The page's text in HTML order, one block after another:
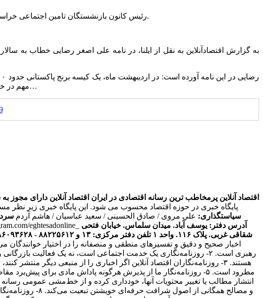
رئیس کانون بازنشستگان تامین اجتماعی خراسان رضوی در نامه‌ای خطاب به مدیرعامل تامین اجتماعی، خواستار پرداخت هرچه سریع‌تر معوقات فروردین بازنشستگان شد.
مهم در خصوص سایر ارزاق عمومی هم صدق می‌کند بنابراین ارزش ریالی مبلغ مابه التفاوت ۵۰ درصد کاهش یافته که حق الناس است…
اقتصاد آنلاین پرمخاطب ترین رسانه اقتصادی در ایران اقتصاد آنلاین دارای مجوز به شماره ۷۴۳۳۴ از وزارت فرهنگ و
پایگاه خبری در حوزه اقتصاد محسوب می شود. این پایگاه خبری زیر نظر
سیاستگذاری: علی مروی / صادق الحسینی / سعید عباسیان / هاشم آردم
eghtesadonline_ آدرس دفتر: یوسف آباد. میدان سلماس. خیابان فتحی
شقاقی غربی. پلاک ۱۱۶. واحد ۱
تلفن دفتر مرکزی: ۱۳ و ۸۸۲۲۵۶۱۲ - ۸۶۰۹۳۶۲۸ - ۸۶۰۹۳۷۸۶ فکس: ۸۸۰۲۳۶۹۳
اخبار صحیح و دقیق و تفسیرهای منطقی و منصفانه را در اختیار
رهبری است. ۲- روزنامه‌نگاری یک خدمت اجتماعی است، نه یک فعالیت
و مصالح همگانی